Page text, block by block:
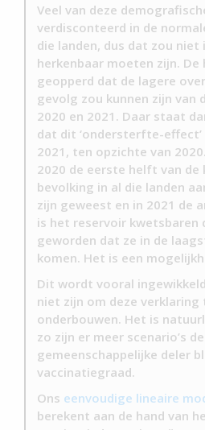
Veel van deze
verdisconteerd in de
die landen, dus dat zou
herkenbaar moeten zijn. De
geopperd dat de lagere
gevolg zou kunnen zijn van
2020 en 2021. Daar staat
dat dit ‘ondersterfte-
2021, ten opzichte van
2020 de eerste helft van de
bevolking in al die landen
zijn geweest en in 2021 de
is het reservoir kwetsbaren
geworden dat ze in de
komen. Het is een
Dit wordt vooral
niet zijn om deze verklaring
onderbouwen. Het is
zo zijn er meer scenario’s
gemeenschappelijke deler
vaccinatiegraad.
Ons eenvoudige lineaire
berekent aan de hand van